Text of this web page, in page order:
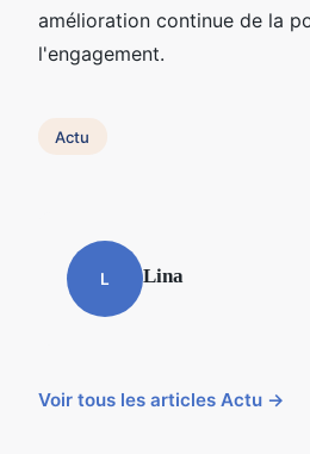
amélioration continue de la
l'engagement.
Actu
L Lina
Voir tous les articles Actu →